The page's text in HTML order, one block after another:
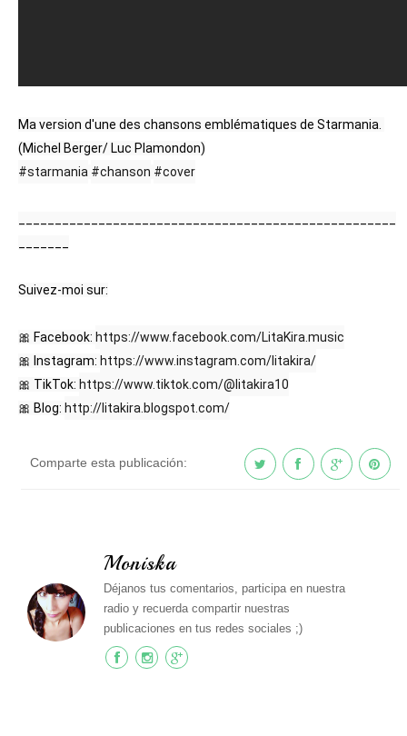
Ma version d'une des chansons emblématiques de Starmania.
#starmania #chanson #cover
Suivez-moi sur:
🎀 Facebook: https://www.facebook.com/LitaKira.music
🎀 Instagram: https://www.instagram.com/litakira/​​​
🎀 TikTok: https://www.tiktok.com/@litakira10​​​
🎀 Blog: http://litakira.blogspot.com/​​​
Comparte esta publicación:
Moniska
Déjanos tus comentarios, participa en nuestra
radio y recuerda compartir nuestras
publicaciones en tus redes sociales ;)